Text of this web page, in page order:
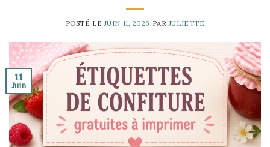
POSTÉ LE JUIN 11, 2026 PAR JULIETTE
11
Juin